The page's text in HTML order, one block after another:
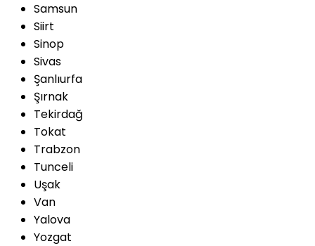
Samsun
Siirt
Sinop
Sivas
Şanlıurfa
Şırnak
Tekirdağ
Tokat
Trabzon
Tunceli
Uşak
Van
Yalova
Yozgat